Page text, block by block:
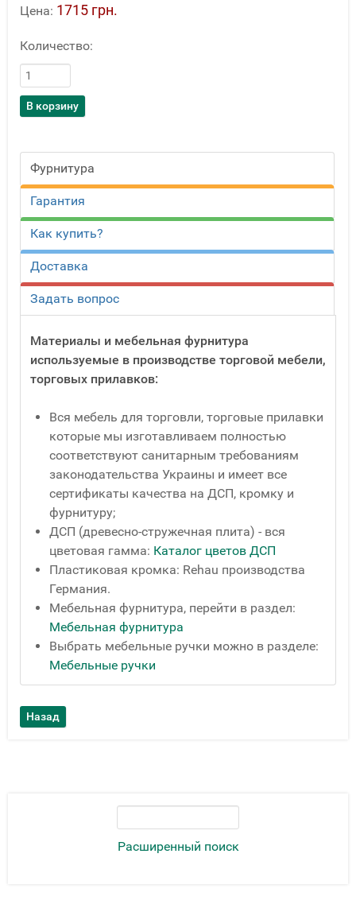
Расширенный поиск
Цена: 1715 грн.
Количество:
Фурнитура
Гарантия
Как купить?
Доставка
Задать вопрос
Материалы и мебельная фурнитура
используемые в производстве торговой мебели,
торговых прилавков:
Вся мебель для торговли, торговые прилавки
которые мы изготавливаем полностью
соответствуют санитарным требованиям
законодательства Украины и имеет все
сертификаты качества на ДСП, кромку и
фурнитуру;
ДСП (древесно-стружечная плита) - вся
цветовая гамма: Каталог цветов ДСП
Пластиковая кромка: Rehau производства
Германия.
Мебельная фурнитура, перейти в раздел:
Мебельная фурнитура
Выбрать мебельные ручки можно в разделе:
Мебельные ручки